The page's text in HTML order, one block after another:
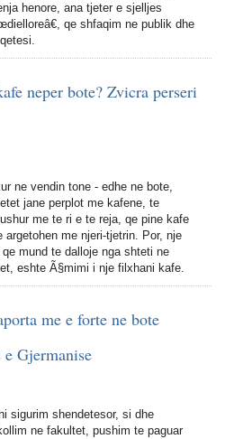
henore, ana tjeter e sjelljes
qe shfaqim ne publik dhe
neper bote? Zvicra perseri
ne vendin tone - edhe ne bote,
jane perplot me kafene, te
me te ri e te reja, qe pine kafe
argetohen me njeri-tjetrin. Por, nje
qe mund te dalloje nga shteti ne
eshte Ã§mimi i nje filxhani kafe.
me e forte ne bote
e Gjermanise
sigurim shendetesor, si dhe
ne fakultet, pushim te paguar